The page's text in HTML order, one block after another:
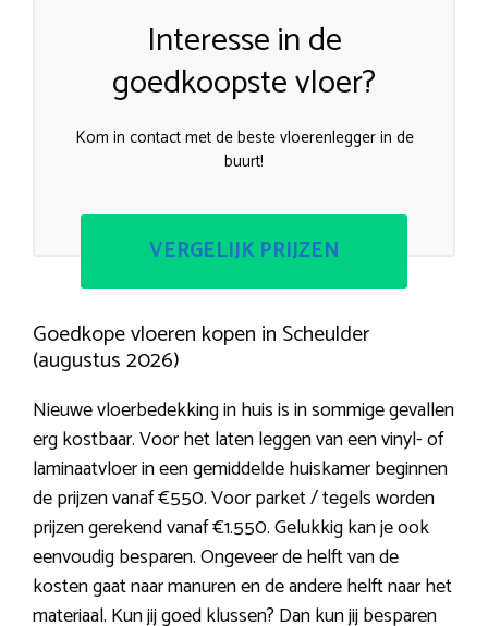
Interesse in de
goedkoopste vloer?
Kom in contact met de beste vloerenlegger in de
buurt!
VERGELIJK PRIJZEN
Goedkope vloeren kopen in Scheulder
(augustus 2026)
Nieuwe vloerbedekking in huis is in sommige gevallen
erg kostbaar. Voor het laten leggen van een vinyl- of
laminaatvloer in een gemiddelde huiskamer beginnen
de prijzen vanaf €550. Voor parket / tegels worden
prijzen gerekend vanaf €1.550. Gelukkig kan je ook
eenvoudig besparen. Ongeveer de helft van de
kosten gaat naar manuren en de andere helft naar het
materiaal. Kun jij goed klussen? Dan kun jij besparen